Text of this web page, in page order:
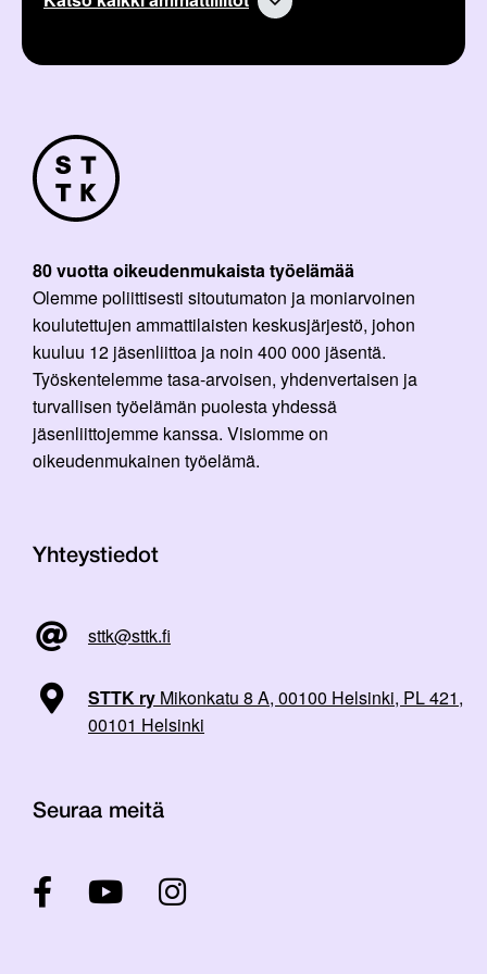
80 vuotta oikeudenmukaista työelämää
Olemme poliittisesti sitoutumaton ja moniarvoinen
koulutettujen ammattilaisten keskusjärjestö, johon
kuuluu 12 jäsenliittoa ja noin 400 000 jäsentä.
Työskentelemme tasa-arvoisen, yhdenvertaisen ja
turvallisen työelämän puolesta yhdessä
jäsenliittojemme kanssa. Visiomme on
oikeudenmukainen työelämä.
Yhteystiedot
sttk@sttk.fi
STTK ry Mikonkatu 8 A, 00100 Helsinki, PL 421,
00101 Helsinki
Seuraa meitä